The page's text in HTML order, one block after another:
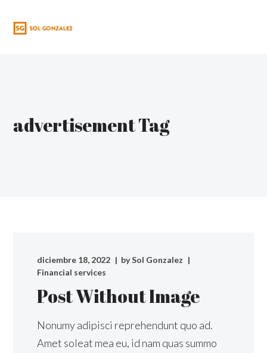
advertisement Tag
diciembre 18, 2022 bySol Gonzalez
Financial services
Post Without Image
Nonumy adipisci reprehendunt quo ad.
Amet soleat mea eu, id nam quas summo